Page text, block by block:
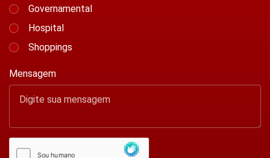
Governamental
Hospital
Shoppings
Mensagem